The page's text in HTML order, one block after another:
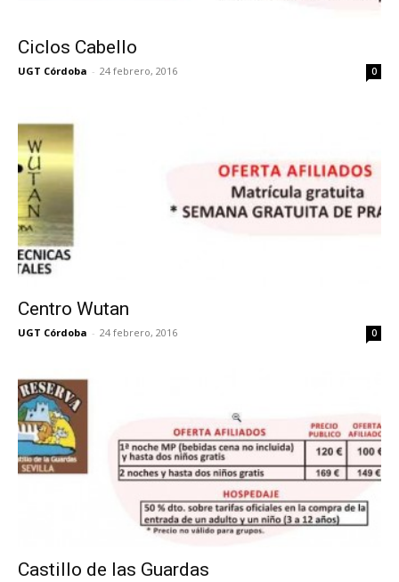
Ciclos Cabello
UGT Córdoba - 24 febrero, 2016 0
Centro Wutan
UGT Córdoba - 24 febrero, 2016 0
Castillo de las Guardas